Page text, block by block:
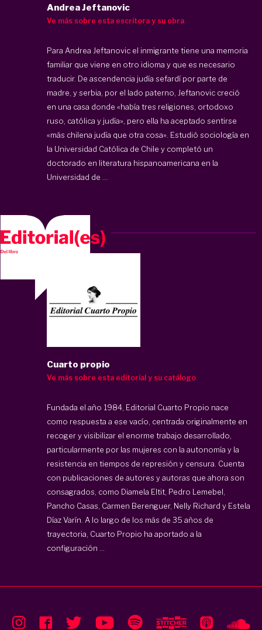
Andrea Jeftanovic
Ve más sobre esta escritora y su obra
Para Andrea Jeftanovic el inmigrante tiene una memoria
familiar que viene en otro idioma y que es necesario
traducir. De ascendencia judía sefardí por parte de
madre, y serbia, por el lado paterno, Jeftanovic creció
en una casa donde «había tres religiones, ortodoxo
ruso, católica y judía», pero ella ha aceptado sentirse
«más chilena judía que otra cosa». Estudió sociología en
la Universidad Católica de Chile y completó un
doctorado en literatura hispanoamericana en la
Universidad de ...
Cuarto propio
Ve más sobre esta editorial y su catálogo
Fundada el año 1984, Editorial Cuarto Propio nace
como respuesta a ese vacío, centrada originalmente en
recoger y visibilizar el enorme trabajo desarrollado,
particularmente por las mujeres con la autonomía y la
resistencia en tiempos de represión y censura. Cuenta
con publicaciones de autores y autoras que ahora son
consagrados, como Diamela Eltit, Pedro Lemebel,
Pancho Casas, Carmen Berenguer, Nelly Richard y Estela
Díaz Varín. A lo largo de los más de 35 años de
trayectoria, Cuarto Propio ha aportado a la
configuración ...